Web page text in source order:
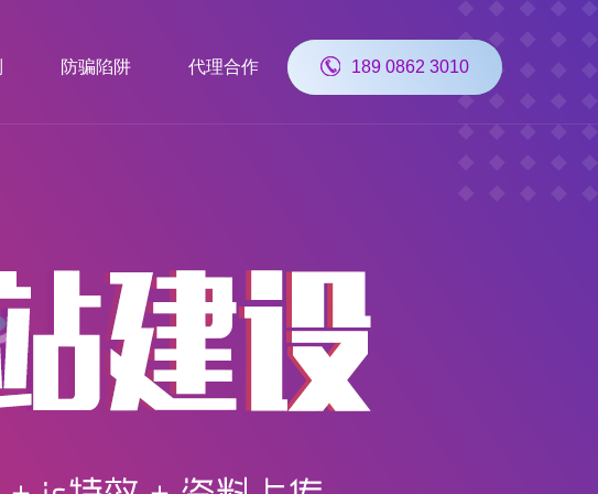
防骗陷阱 代理合作 189 0862 3010